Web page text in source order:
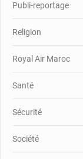
Publi-reportage
Religion
Royal Air Maroc
Santé
Sécurité
Société